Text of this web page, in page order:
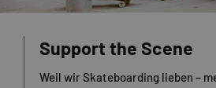
Support the Scene
Weil wir Skateboarding lieben –